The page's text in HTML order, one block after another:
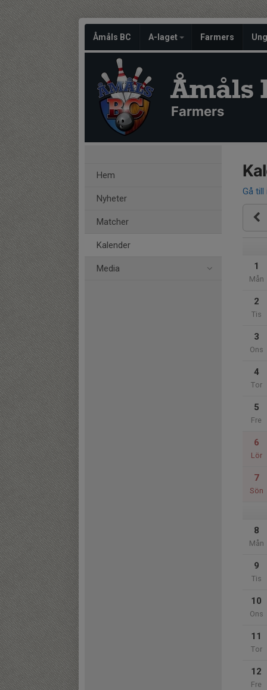
Åmåls BC A-laget Farmers
Åmåls
Farmers
Hem
Nyheter
Matcher
Kalender
Media
Gå till
1
Mån
2
Tis
3
Ons
4
Tor
5
Fre
6
Lör
7
Sön
8
Mån
9
Tis
10
Ons
11
Tor
12
Fre